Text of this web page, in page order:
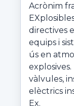
Acrònim
directives
equips i
ús en
vàlvules,
elèctrics
Ex.